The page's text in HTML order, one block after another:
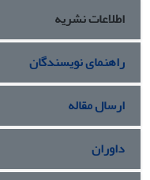
اطلاعات نشریه
راهنمای نویسندگان
ارسال مقاله
داوران